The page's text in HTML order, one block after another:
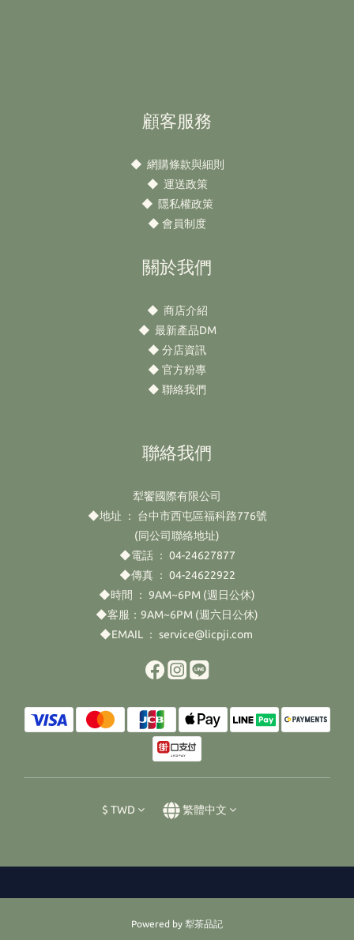
顧客服務
◆ 網購條款與細則
◆ 運送政策
◆ 隱私權政策
◆ 會員制度
關於我們
◆ 商店介紹
◆ 最新產品DM
◆ 分店資訊
◆ 官方粉專
◆ 聯絡我們
聯絡我們
犁饗國際有限公司
◆地址 ： 台中市西屯區福科路776號
(同公司聯絡地址)
◆電話 ： 04-24627877
◆傳真 ： 04-24622922
◆時間 ： 9AM~6PM (週日公休)
◆客服：9AM~6PM (週六日公休)
◆EMAIL ： service@licpji.com
$ TWD 繁體中文
Powered by 犁茶品記